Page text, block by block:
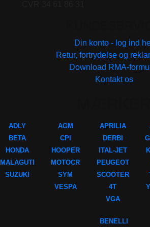
Din konto - log ind
Retur, fortrydelse og
Download RMA-
Kontakt os
ADLY
BETA
HONDA
MALAGUTI
SUZUKI
AGM
CPI
HOOPER
MOTOCR
SYM
VESPA
APRILIA
DERBI
ITAL-JET
PEUGEOT
SCOOTER
4T
VGA
BENELLI